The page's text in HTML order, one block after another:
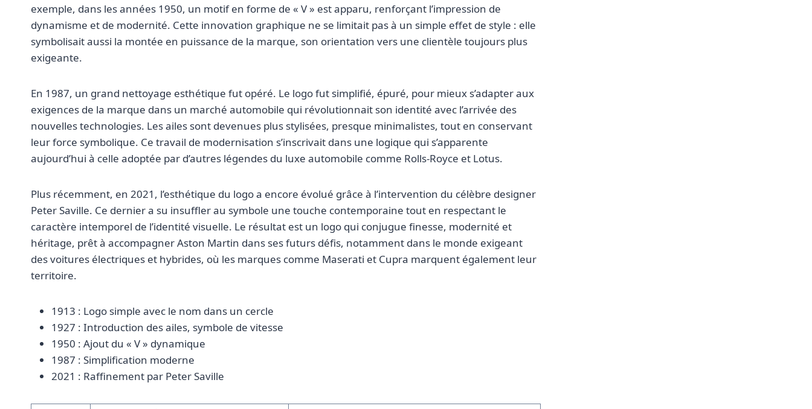
exemple, dans les années 1950, un motif en forme de « V » est apparu, renforçant l’impression de
dynamisme et de modernité. Cette innovation graphique ne se limitait pas à un simple effet de style : elle
symbolisait aussi la montée en puissance de la marque, son orientation vers une clientèle toujours plus
exigeante.
En 1987, un grand nettoyage esthétique fut opéré. Le logo fut simplifié, épuré, pour mieux s’adapter aux
exigences de la marque dans un marché automobile qui révolutionnait son identité avec l’arrivée des
nouvelles technologies. Les ailes sont devenues plus stylisées, presque minimalistes, tout en conservant
leur force symbolique. Ce travail de modernisation s’inscrivait dans une logique qui s’apparente
aujourd’hui à celle adoptée par d’autres légendes du luxe automobile comme Rolls-Royce et Lotus.
Plus récemment, en 2021, l’esthétique du logo a encore évolué grâce à l’intervention du célèbre designer
Peter Saville. Ce dernier a su insuffler au symbole une touche contemporaine tout en respectant le
caractère intemporel de l’identité visuelle. Le résultat est un logo qui conjugue finesse, modernité et
héritage, prêt à accompagner Aston Martin dans ses futurs défis, notamment dans le monde exigeant
des voitures électriques et hybrides, où les marques comme Maserati et Cupra marquent également leur
territoire.
1913 : Logo simple avec le nom dans un cercle
1927 : Introduction des ailes, symbole de vitesse
1950 : Ajout du « V » dynamique
1987 : Simplification moderne
2021 : Raffinement par Peter Saville